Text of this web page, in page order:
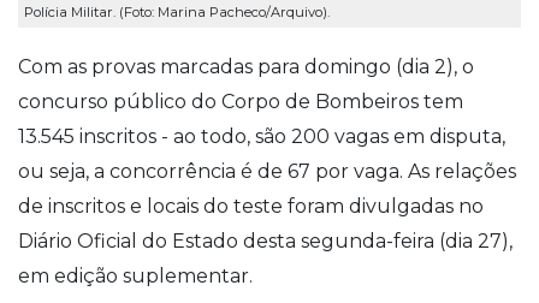
Polícia Militar. (Foto: Marina Pacheco/Arquivo).
Com as provas marcadas para domingo (dia 2), o
concurso público do Corpo de Bombeiros tem
13.545 inscritos - ao todo, são 200 vagas em disputa,
ou seja, a concorrência é de 67 por vaga. As relações
de inscritos e locais do teste foram divulgadas no
Diário Oficial do Estado desta segunda-feira (dia 27),
em edição suplementar.